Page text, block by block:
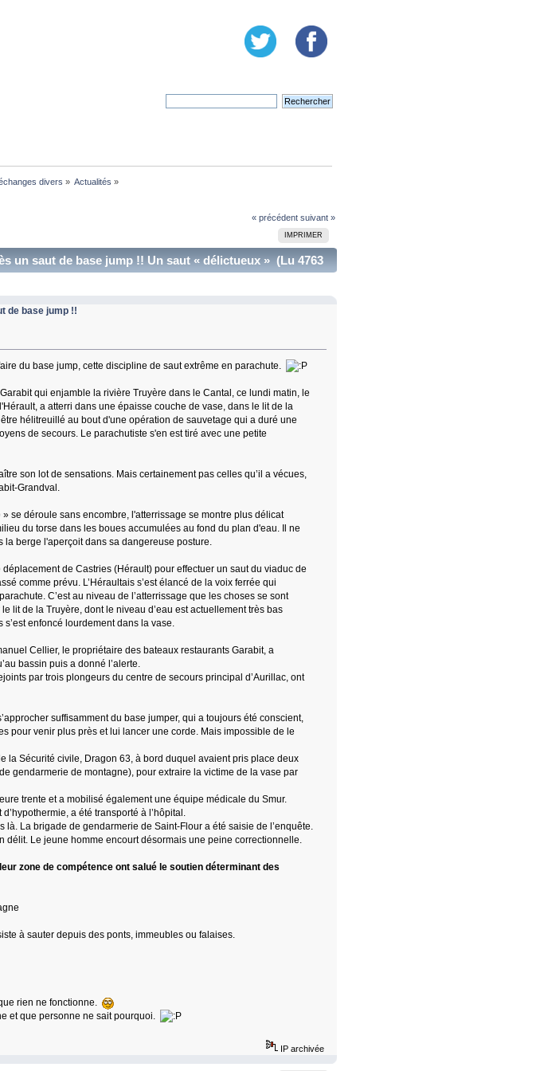
divers » Actualités »
« précédent suivant »
IMPRIMER
un saut de base jump !! Un saut « délictueux » (Lu 4763
de base jump !!
du base jump, cette discipline de saut extrême en parachute.
qui enjamble la rivière Truyère dans le Cantal, ce lundi matin, le
a atterri dans une épaisse couche de vase, dans le lit de la
hélitreuillé au bout d'une opération de sauvetage qui a duré une
de secours. Le parachutiste s'en est tiré avec une petite
son lot de sensations. Mais certainement pas celles qu’il a vécues,
Grandval.
se déroule sans encombre, l'atterrissage se montre plus délicat
du torse dans les boues accumulées au fond du plan d'eau. Il ne
la berge l'aperçoit dans sa dangereuse posture.
de Castries (Hérault) pour effectuer un saut du viaduc de
comme prévu. L’Héraultais s’est élancé de la voix ferrée qui
C’est au niveau de l’atterrissage que les choses se sont
lit de la Truyère, dont le niveau d’eau est actuellement très bas
enfoncé lourdement dans la vase.
Cellier, le propriétaire des bateaux restaurants Garabit, a
bassin puis a donné l’alerte.
par trois plongeurs du centre de secours principal d’Aurillac, ont
suffisamment du base jumper, qui a toujours été conscient,
pour venir plus près et lui lancer une corde. Mais impossible de le
la Sécurité civile, Dragon 63, à bord duquel avaient pris place deux
gendarmerie de montagne), pour extraire la victime de la vase par
trente et a mobilisé également une équipe médicale du Smur.
a été transporté à l’hôpital.
là. La brigade de gendarmerie de Saint-Flour a été saisie de l’enquête.
délit. Le jeune homme encourt désormais une peine correctionnelle.
zone de compétence ont salué le soutien déterminant des
à sauter depuis des ponts, immeubles ou falaises.
rien ne fonctionne.
et que personne ne sait pourquoi.
IP archivée